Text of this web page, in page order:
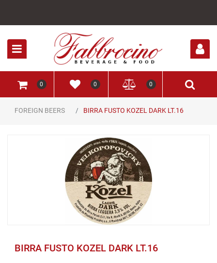
0 0 0
FOREIGN BEERS BIRRA FUSTO KOZEL DARK LT.16
BIRRA FUSTO KOZEL DARK LT.16